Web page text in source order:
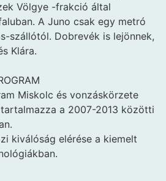
Völgye -frakció által
A Juno csak egy metró
szállótól. Dobrevék is lejönnek,
Klára.
Miskolc és vonzáskörzete
a 2007-2013 közötti
kiválóság elérése a kiemelt